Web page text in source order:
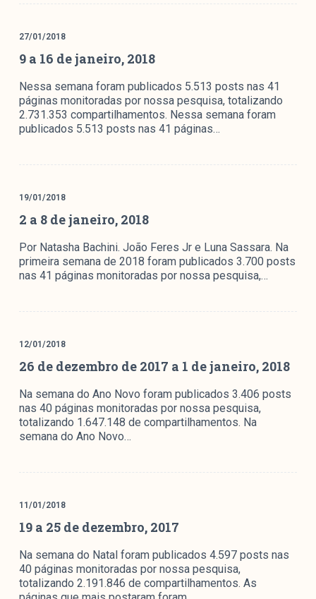
27/01/2018
9 a 16 de janeiro, 2018
Nessa semana foram publicados 5.513 posts nas 41
páginas monitoradas por nossa pesquisa, totalizando
2.731.353 compartilhamentos. Nessa semana foram
publicados 5.513 posts nas 41 páginas…
19/01/2018
2 a 8 de janeiro, 2018
Por Natasha Bachini. João Feres Jr e Luna Sassara. Na
primeira semana de 2018 foram publicados 3.700 posts
nas 41 páginas monitoradas por nossa pesquisa,…
12/01/2018
26 de dezembro de 2017 a 1 de janeiro, 2018
Na semana do Ano Novo foram publicados 3.406 posts
nas 40 páginas monitoradas por nossa pesquisa,
totalizando 1.647.148 de compartilhamentos. Na
semana do Ano Novo…
11/01/2018
19 a 25 de dezembro, 2017
Na semana do Natal foram publicados 4.597 posts nas
40 páginas monitoradas por nossa pesquisa,
totalizando 2.191.846 de compartilhamentos. As